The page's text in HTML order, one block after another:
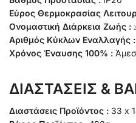
Εύρος Θερμοκρασίας
Ονομαστική Διάρκεια Ζωής :
Αριθμός Κύκλων Εναλλαγής :
Χρόνος Έναυσης 100% :
ΔΙΑΣΤΑΣΕΙΣ &
Διαστάσεις Προϊόντος : 33 x